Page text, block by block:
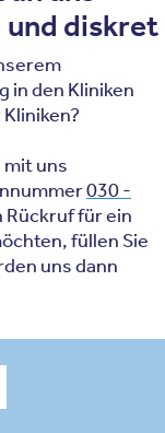
und diskret
in den Kliniken
mit uns
030 -
Rückruf für ein
füllen Sie
uns dann